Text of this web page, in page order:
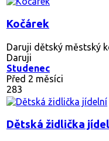
Kočárek
Daruji dětský městský
Daruji
Studenec
Před 2 měsíci
283
Dětská židlička